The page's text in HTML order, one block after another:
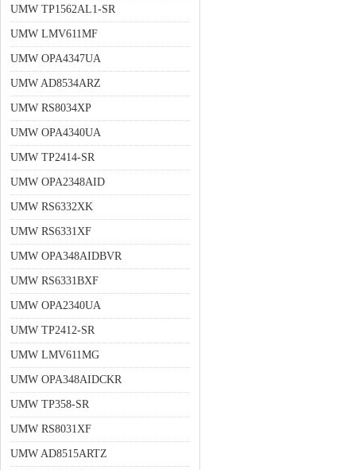
UMW TP1562AL1-SR
UMW LMV611MF
UMW OPA4347UA
UMW AD8534ARZ
UMW RS8034XP
UMW OPA4340UA
UMW TP2414-SR
UMW OPA2348AID
UMW RS6332XK
UMW RS6331XF
UMW OPA348AIDBVR
UMW RS6331BXF
UMW OPA2340UA
UMW TP2412-SR
UMW LMV611MG
UMW OPA348AIDCKR
UMW TP358-SR
UMW RS8031XF
UMW AD8515ARTZ